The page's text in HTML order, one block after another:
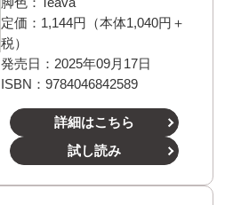
定価：1,144円（本体1,040円＋
税）
発売日：2025年09月17日
ISBN：9784046842589
詳細はこちら
試し読み